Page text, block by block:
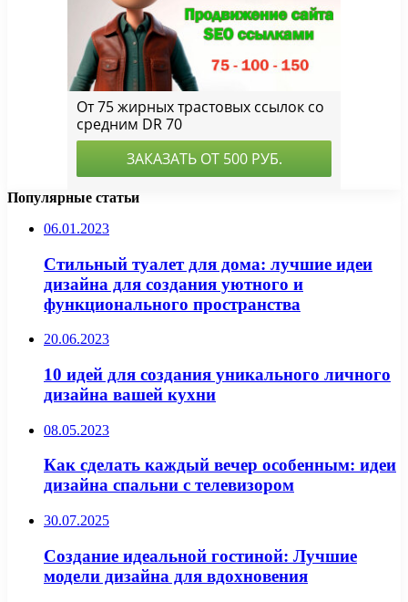
Популярные статьи
06.01.2023
Стильный туалет для дома: лучшие идеи
дизайна для создания уютного и
функционального пространства
20.06.2023
10 идей для создания уникального личного
дизайна вашей кухни
08.05.2023
Как сделать каждый вечер особенным: идеи
дизайна спальни с телевизором
30.07.2025
Создание идеальной гостиной: Лучшие
модели дизайна для вдохновения